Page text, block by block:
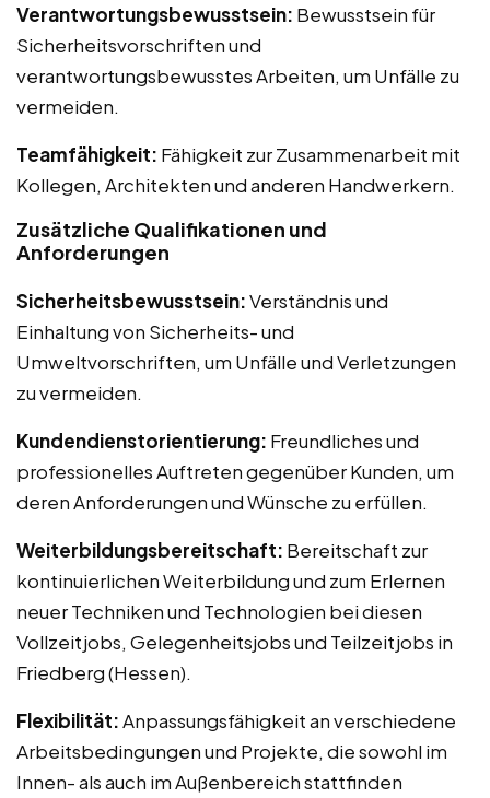
Verantwortungsbewusstsein: Bewusstsein für
Sicherheitsvorschriften und
verantwortungsbewusstes Arbeiten, um Unfälle zu
vermeiden.
Teamfähigkeit: Fähigkeit zur Zusammenarbeit mit
Kollegen, Architekten und anderen Handwerkern.
Zusätzliche Qualifikationen und
Anforderungen
Sicherheitsbewusstsein:Verständnis und
Einhaltung von Sicherheits- und
Umweltvorschriften, um Unfälle und Verletzungen
zu vermeiden.
Kundendienstorientierung: Freundliches und
professionelles Auftreten gegenüber Kunden, um
deren Anforderungen und Wünsche zu erfüllen.
Weiterbildungsbereitschaft: Bereitschaft zur
kontinuierlichen Weiterbildung und zum Erlernen
neuer Techniken und Technologien bei diesen
Vollzeitjobs, Gelegenheitsjobs und Teilzeitjobs in
Friedberg (Hessen).
Flexibilität:Anpassungsfähigkeit an verschiedene
Arbeitsbedingungen und Projekte, die sowohl im
Innen- als auch im Außenbereich stattfinden